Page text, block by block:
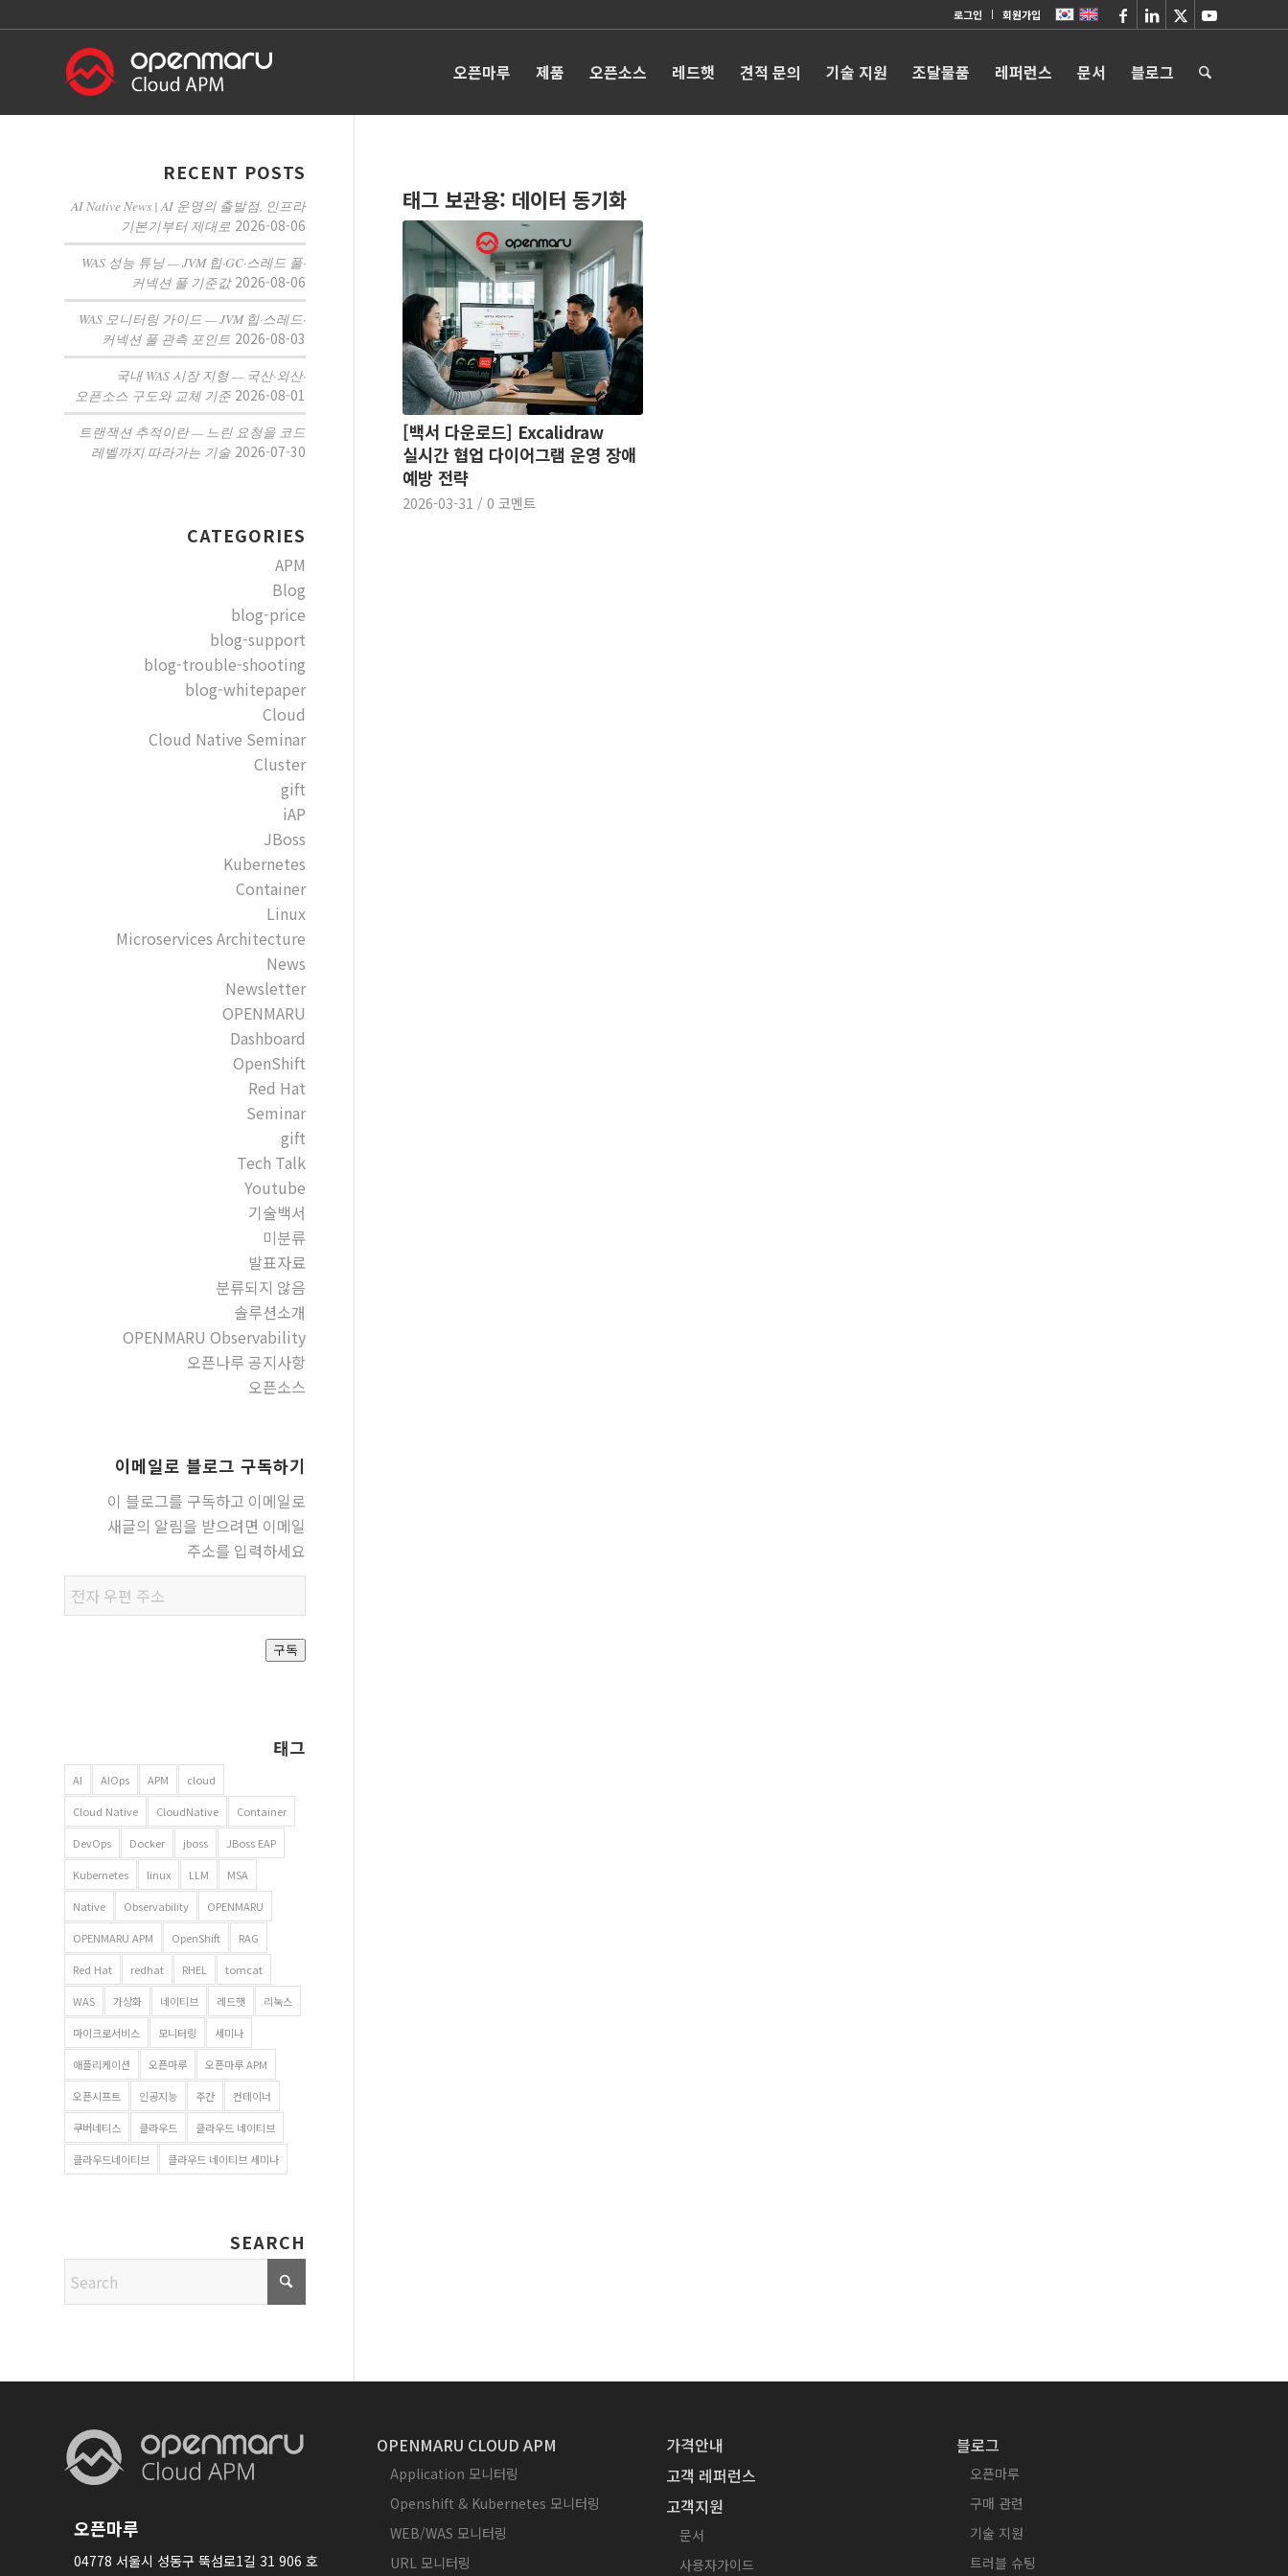
로그인 회원가입
오픈마루 제품 오픈소스 레드햇 견적 문의 기술 지원 조달물품 레퍼런스 문서 블로그
태그 보관용: 데이터 동기화
[백서 다운로드] Excalidraw
실시간 협업 다이어그램 운영 장애
예방 전략
2026-03-31 / 0 코멘트
RECENT POSTS
AI Native News | AI 운영의 출발점, 인프라
기본기부터 제대로 2026-08-06
WAS 성능 튜닝 — JVM 힙·GC·스레드 풀·
커넥션 풀 기준값 2026-08-06
WAS 모니터링 가이드 — JVM 힙·스레드·
커넥션 풀 관측 포인트 2026-08-03
국내 WAS 시장 지형 — 국산·외산·
오픈소스 구도와 교체 기준 2026-08-01
트랜잭션 추적이란 — 느린 요청을 코드
레벨까지 따라가는 기술 2026-07-30
CATEGORIES
APM
Blog
blog-price
blog-support
blog-trouble-shooting
blog-whitepaper
Cloud
Cloud Native Seminar
Cluster
gift
iAP
JBoss
Kubernetes
Container
Linux
Microservices Architecture
News
Newsletter
OPENMARU
Dashboard
OpenShift
Red Hat
Seminar
gift
Tech Talk
Youtube
기술백서
미분류
발표자료
분류되지 않음
솔루션소개
OPENMARU Observability
오픈나루 공지사항
오픈소스
이메일로 블로그 구독하기
이 블로그를 구독하고 이메일로
새글의 알림을 받으려면 이메일
주소를 입력하세요
우편
주소
구독
태그
AI AIOps APM cloud
Cloud Native CloudNative Container
DevOps Docker jboss JBoss EAP
Kubernetes linux LLM MSA
Native Observability OPENMARU
OPENMARU APM OpenShift RAG
Red Hat redhat RHEL tomcat
WAS 가상화 네이티브 레드햇 리눅스
마이크로서비스 모니터링 세미나
애플리케이션 오픈마루 오픈마루 APM
오픈시프트 인공지능 주간 컨테이너
쿠버네티스 클라우드 클라우드 네이티브
클라우드네이티브 클라우드 네이티브 세미나
SEARCH
오픈마루
04778 서울시 성동구 뚝섬로1길 31 906 호
OPENMARU CLOUD APM
Application 모니터링
Openshift & Kubernetes 모니터링
WEB/WAS 모니터링
URL 모니터링
가격안내
고객 레퍼런스
고객지원
문서
사용자가이드
블로그
오픈마루
구매 관련
기술 지원
트러블 슈팅